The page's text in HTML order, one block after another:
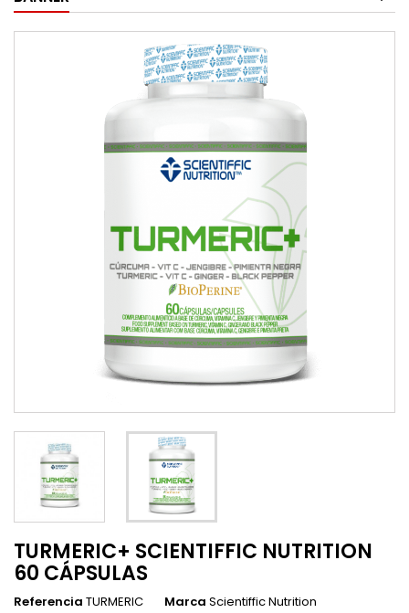
TURMERIC+ SCIENTIFFIC NUTRITION
60 CÁPSULAS
Referencia TURMERIC Marca Scientiffic Nutrition